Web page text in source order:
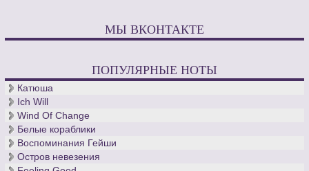
МЫ ВКОНТАКТЕ
ПОПУЛЯРНЫЕ НОТЫ
Катюша
Ich Will
Wind Of Change
Белые кораблики
Воспоминания Гейши
Остров невезения